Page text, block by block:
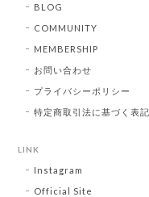
BLOG
COMMUNITY
MEMBERSHIP
お問い合わせ
プライバシーポリシー
特定商取引法に基づく表記
LINK
Instagram
Official Site